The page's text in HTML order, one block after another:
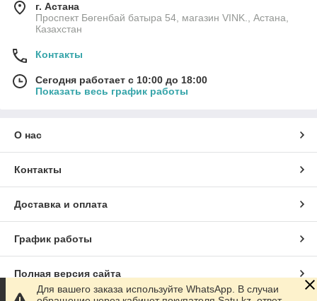
г. Астана
Проспект Бөгенбай батыра 54, магазин VINK., Астана,
Казахстан
Контакты
Сегодня работает с 10:00 до 18:00
Показать весь график работы
О нас
Контакты
Доставка и оплата
График работы
Полная версия сайта
Для вашего заказа используйте WhatsApp. В случаи